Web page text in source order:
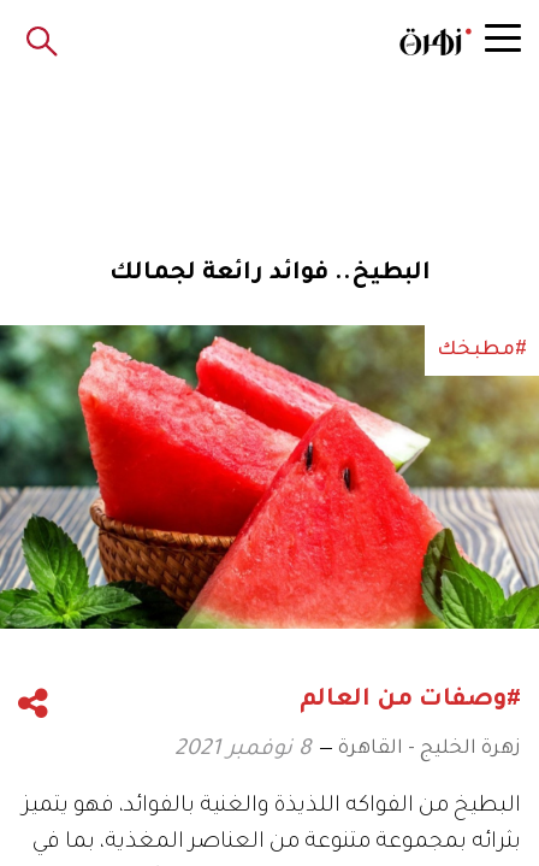
البطيخ.. فوائد رائعة لجمالك
#مطبخك
#وصفات من العالم
زهرة الخليج - القاهرة 8 نوفمبر 2021
البطيخ من الفواكه اللذيذة والغنية بالفوائد، فهو يتميز
بثرائه بمجموعة متنوعة من العناصر المغذية، بما في